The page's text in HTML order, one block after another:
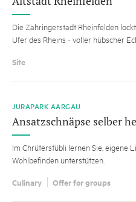
Die Zähringerstadt Rheinfelden
Ufer des Rheins - voller hübscher
Site
JURAPARK AARGAU
Ansatzschnäpse selber
Im Chrüterstübli lernen Sie, eigene
Wohlbefinden unterstützen.
Culinary Offer for groups